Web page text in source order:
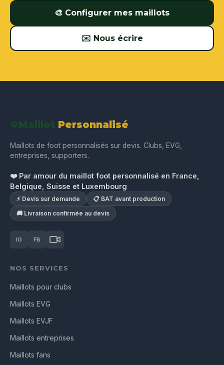
🎨 Configurer mes maillots
✉️ Nous écrire
⚽Maillot Personnalisé
Maillots de foot personnalisés sur devis. Clubs, EVG,
entreprises, supporters.
❤️ Par amour du maillot foot personnalisé en France,
Belgique, Suisse et Luxembourg
⚡ Devis sur demande
📋 BAT avant production
🚚 Livraison confirmée au devis
IG FB
NOS SERVICES
Maillots pour clubs
Maillots EVG
Maillots EVJF
Maillots entreprises
Maillots fans